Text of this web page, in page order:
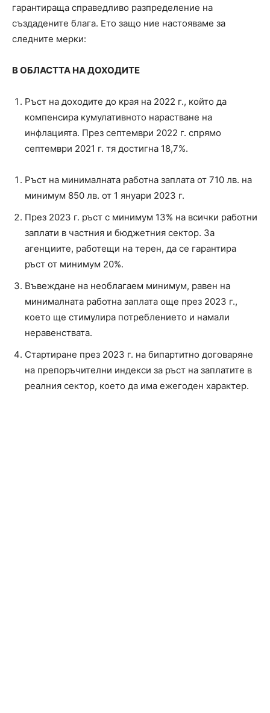
гарантираща справедливо разпределение на
създадените блага. Ето защо ние настояваме за
следните мерки:
В ОБЛАСТТА НА ДОХОДИТЕ
Ръст на доходите до края на 2022 г., който да
компенсира кумулативното нарастване на
инфлацията. През септември 2022 г. спрямо
септември 2021 г. тя достигна 18,7%.
Ръст на минималната работна заплата от 710 лв. на
минимум 850 лв. от 1 януари 2023 г.
През 2023 г. ръст с минимум 13% на всички работни
заплати в частния и бюджетния сектор. За
агенциите, работещи на терен, да се гарантира
ръст от минимум 20%.
Въвеждане на необлагаем минимум, равен на
минималната работна заплата още през 2023 г.,
което ще стимулира потреблението и намали
неравенствата.
Стартиране през 2023 г. на бипартитно договаряне
на препоръчителни индекси за ръст на заплатите в
реалния сектор, което да има ежегоден характер.